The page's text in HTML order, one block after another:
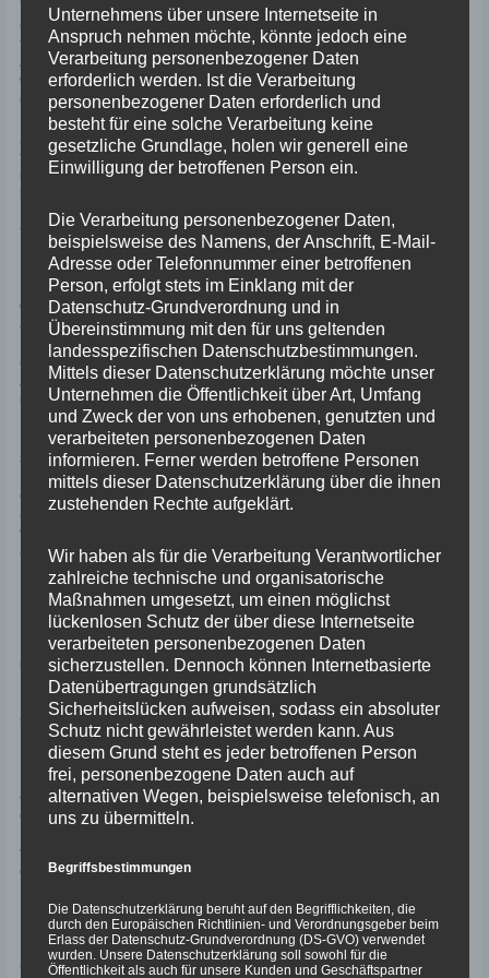
Tatsächlich wachen wir so rechtzeitig auf, dass wir uns sogar noch rasch
einen Kaffee eiverleiben können, bevor wir die zwei Kilometer zur Fähre
fahren. Zum Glück sind wir wirklich zeitig vor Ort, denn es grenzt an ein
Abenteuer, welche Schritte man durchlaufen muss, um die Türkei per Fähre
wieder zu verlassen. Zuerst wird der Kofferinhalt der Mopeds geprüft und
die Fahrzeuge quasi schon jenseits der gedachten Grenze abgestellt.
Zu Fuß zurück in der Türkei hat man dann hoffentlich alle nötigen Papiere
für das Fahrzeug dabei, um in einem Büro am Hafen die Tickets für Moped
und Fahrer zu bekommen. Anschließend reiht man sich wieder in die
Schlange vor der eigentlichen Grenzkontrolle ein. Nur durch Beobachtung
finden wir heraus, dass man an einer kleinen Bude zusätzlich noch
Hafengebühren und Steuern zahlen muss.
Nachdem auch dieser Schritt erledigt ist und die Uhr bereits auf Acht steht,
wird man wie am Flughafen gescannt und denkt, jetzt sei endlich alles
erledigt. Ja, Pustekuchen! Jetzt kommt die eigentliche Herzklopfen-Station:
In einem weiteren Büro wird gecheckt, ob man in der Türkei irgendwelche
Gebühren eventuell nicht bezahlt hat: Geschwindigkeitsübertretungen,
Autobahn- oder Brückengebühren und so weiter. Doch wir kommen alle ier
unbeschadet durch die Prüfung und dürfen endlich auf das Schiff fahren.
Die eineinhalb Stunden hinüber nach Lesbos vergehen wie im Flug bei
spiegelglattem Meer und angenehm warmer Sonne. Nachdem der Kahn in
Lesbos festgemacht hat und wir die Mopeds ins Freie gefahren haben,
erwartet uns die nächste Überraschung. Man bittet uns, die Fahrzeuge
abzustellen und uns in die Schlange zu Passkontrolle einzureihen. Und
wieder werden Fahrzeugpapiere akribisch kontrolliert und wir freuen uns
auf eine Rundfahrt über die Insel.
Halt, bevor das Tor zur europäischen Freiheit aufgeht, wird nochmal der
Inhalt der Koffer überprüft. Und dabei stellt sich heraus, dass der NC60 vier
Stangen Zigaretten im Gepäck hat. Wir sind der Meinung, dass zwei
Stangen pro Person erlaubt seien. Die griechischen Beamten jedoch
behaupten, dass ei einer Einreise aus der Türkei via Fähre nur zwei
Päckchen mit genommen werden dürfen. Da hilft keine Diskussion und kein
Doktor Google. Wieder vergehen eineinhalb Stunden und rund 80 Euro
später dürfen wir endlich den Hafen verlassen.
Da die Insel sehr bergig ist, haben auch die Straße gerade für uns
Mopedfahrer ihren besonderen Reiz. Darüber hinaus öffnet sich vor uns
eine sehr fruchtbare und blühende Landschaft. Wir fahren unter anderem
durch ein ganz enges Tal entlang eines kleinen Bächleins, welches an
voller Blütenpracht in allen möglichen Farben, die Sonne fällt zauberhaft
durch ein sattgrünes Blätterdach, die Straße schlängelt sich parallel zum
In Plomari gönnen wir uns dann eine Strandbar, nachdem wir uns aus den
Motorradklamotten geschält und in die Badehosen gschlüpft sind. Alles um
uns herum fühlt sich schon ziemlich genau nach Urlaub an! So muss das
Unternehmens über unsere Internetseite in
Anspruch nehmen möchte, könnte jedoch eine
Verarbeitung personenbezogener Daten
erforderlich werden. Ist die Verarbeitung
personenbezogener Daten erforderlich und
besteht für eine solche Verarbeitung keine
gesetzliche Grundlage, holen wir generell eine
Einwilligung der betroffenen Person ein.
Die Verarbeitung personenbezogener Daten,
beispielsweise des Namens, der Anschrift, E-Mail-
Adresse oder Telefonnummer einer betroffenen
Person, erfolgt stets im Einklang mit der
Datenschutz-Grundverordnung und in
Übereinstimmung mit den für uns geltenden
landesspezifischen Datenschutzbestimmungen.
Mittels dieser Datenschutzerklärung möchte unser
Unternehmen die Öffentlichkeit über Art, Umfang
und Zweck der von uns erhobenen, genutzten und
verarbeiteten personenbezogenen Daten
informieren. Ferner werden betroffene Personen
mittels dieser Datenschutzerklärung über die ihnen
zustehenden Rechte aufgeklärt.
Wir haben als für die Verarbeitung Verantwortlicher
zahlreiche technische und organisatorische
Maßnahmen umgesetzt, um einen möglichst
lückenlosen Schutz der über diese Internetseite
verarbeiteten personenbezogenen Daten
sicherzustellen. Dennoch können Internetbasierte
Datenübertragungen grundsätzlich
Sicherheitslücken aufweisen, sodass ein absoluter
Schutz nicht gewährleistet werden kann. Aus
diesem Grund steht es jeder betroffenen Person
frei, personenbezogene Daten auch auf
alternativen Wegen, beispielsweise telefonisch, an
uns zu übermitteln.
Begriffsbestimmungen
Die Datenschutzerklärung beruht auf den Begrifflichkeiten, die
durch den Europäischen Richtlinien- und Verordnungsgeber beim
Erlass der Datenschutz-Grundverordnung (DS-GVO) verwendet
wurden. Unsere Datenschutzerklärung soll sowohl für die
Öffentlichkeit als auch für unsere Kunden und Geschäftspartner